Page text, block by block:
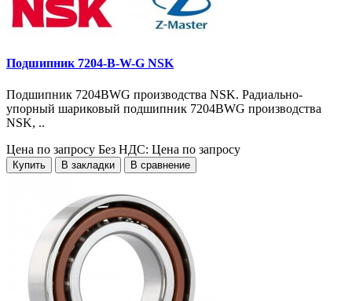
Подшипник 7204-B-W-G NSK
Подшипник 7204BWG производства NSK. Радиально-
упорный шариковый подшипник 7204BWG производства
NSK, ..
Цена по запросу Без НДС: Цена по запросу
Купить В закладки В сравнение